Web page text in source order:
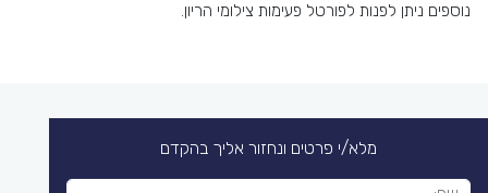
נוספים ניתן לפנות לפורטל פעימות צילומי הריון.
מלא/י פרטים ונחזור אליך בהקדם